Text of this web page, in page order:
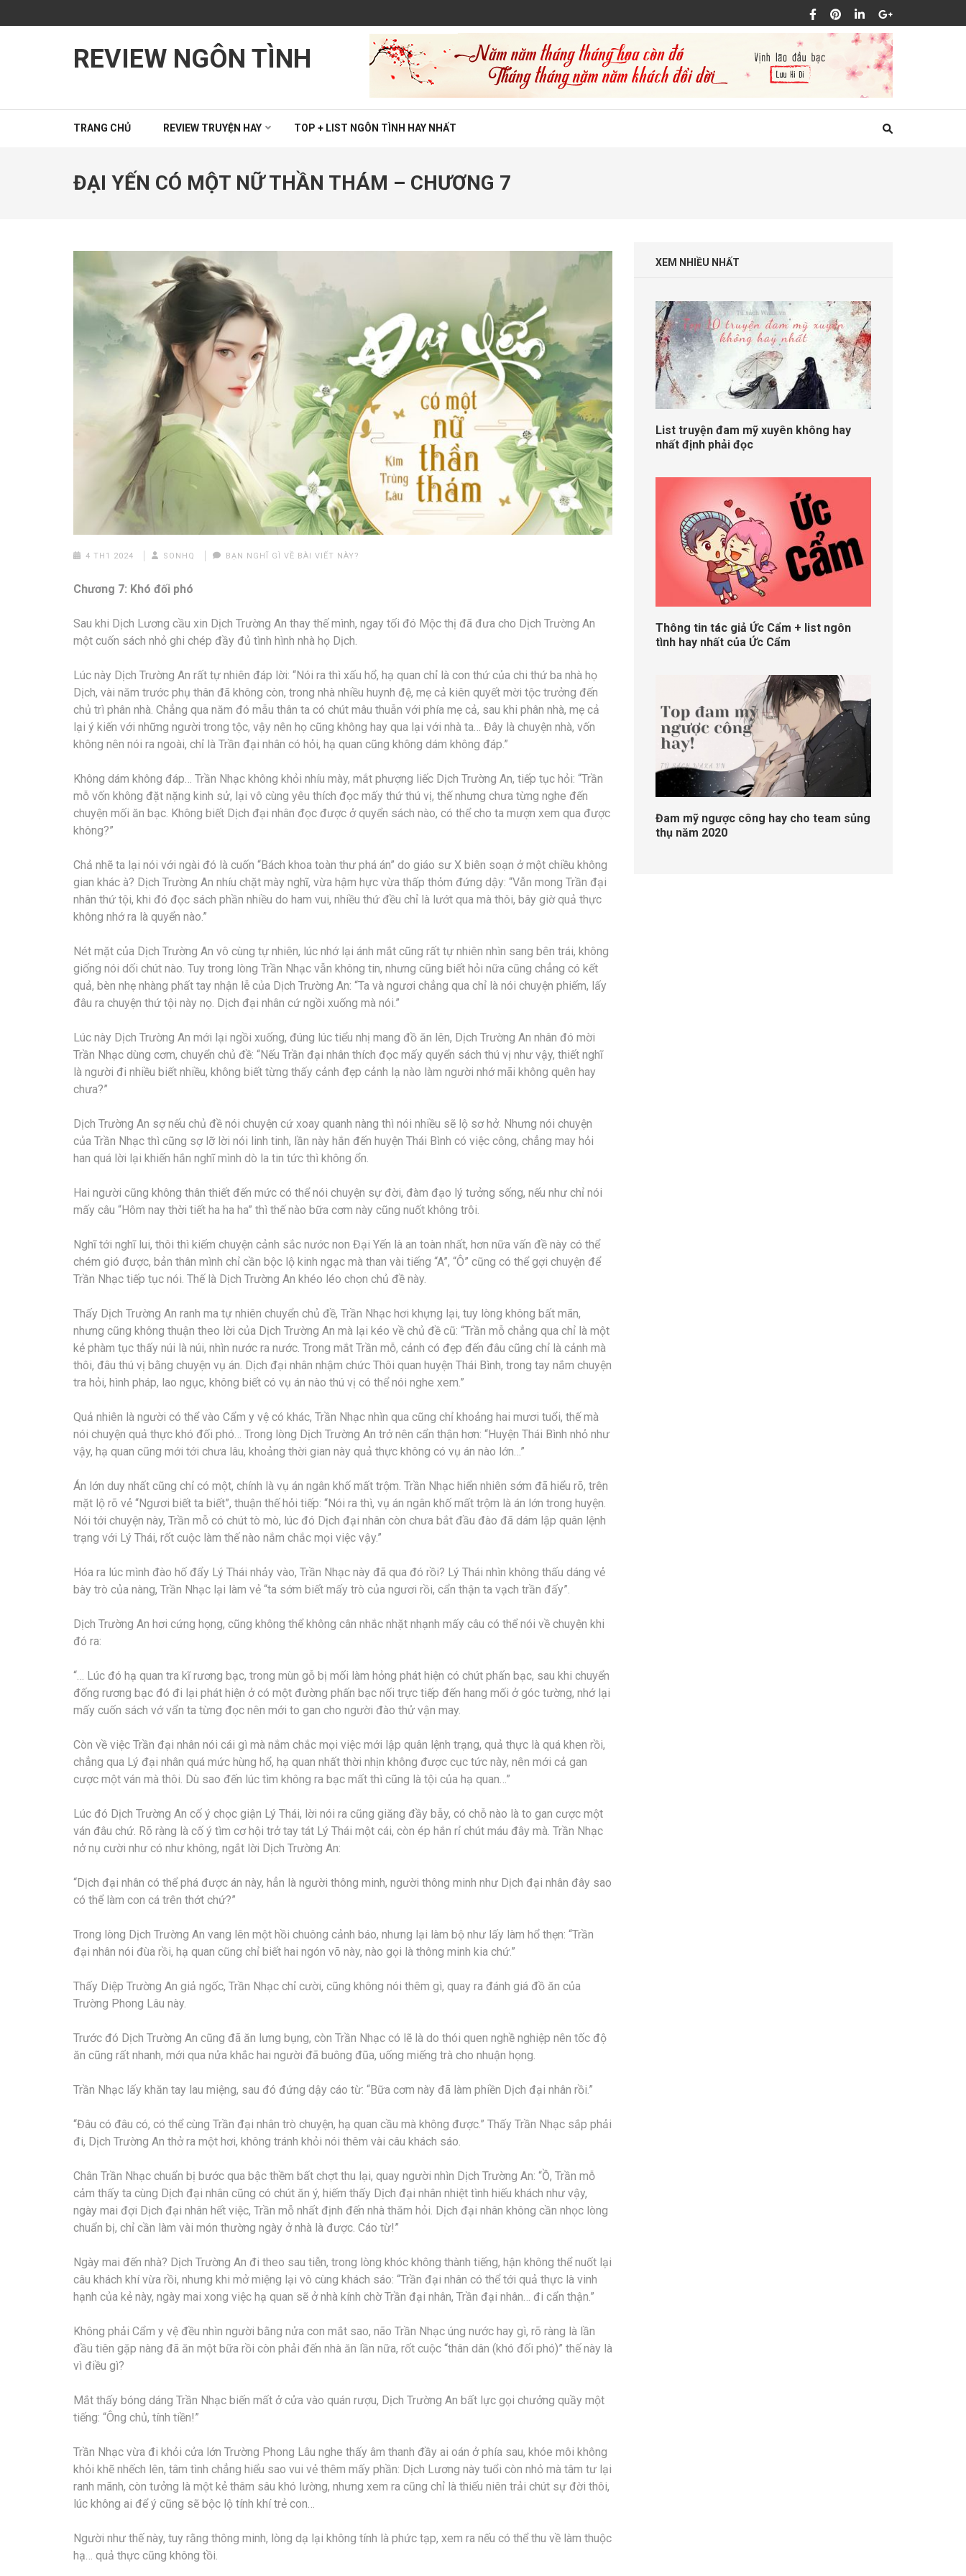
qua
(ấn
REVIEW NGÔN TÌNH
TRANG CHỦ REVIEW TRUYỆN HAY TOP + LIST NGÔN TÌNH HAY NHẤT
ĐẠI YẾN CÓ MỘT NỮ THẦN THÁM – CHƯƠNG 7
4 TH1 2024 SONHQ BẠN NGHĨ GÌ VỀ BÀI VIẾT NÀY?
Chương 7: Khó đối phó
Sau khi Dịch Lương cầu xin Dịch Trường An thay thế mình, ngay tối đó Mộc thị đã đưa cho Dịch Trường An
một cuốn sách nhỏ ghi chép đầy đủ tình hình nhà họ Dịch.
Lúc này Dịch Trường An rất tự nhiên đáp lời: “Nói ra thì xấu hổ, hạ quan chỉ là con thứ của chi thứ ba nhà họ
Dịch, vài năm trước phụ thân đã không còn, trong nhà nhiều huynh đệ, mẹ cả kiên quyết mời tộc trưởng đến
chủ trì phân nhà. Chẳng qua năm đó mẫu thân ta có chút mâu thuẫn với phía mẹ cả, sau khi phân nhà, mẹ cả
lại ý kiến với những người trong tộc, vậy nên họ cũng không hay qua lại với nhà ta… Đây là chuyện nhà, vốn
không nên nói ra ngoài, chỉ là Trần đại nhân có hỏi, hạ quan cũng không dám không đáp.”
Không dám không đáp… Trần Nhạc không khỏi nhíu mày, mắt phượng liếc Dịch Trường An, tiếp tục hỏi: “Trần
mỗ vốn không đặt nặng kinh sử, lại vô cùng yêu thích đọc mấy thứ thú vị, thế nhưng chưa từng nghe đến
chuyện mối ăn bạc. Không biết Dịch đại nhân đọc được ở quyển sách nào, có thể cho ta mượn xem qua được
không?”
Chả nhẽ ta lại nói với ngài đó là cuốn “Bách khoa toàn thư phá án” do giáo sư X biên soạn ở một chiều không
gian khác à? Dịch Trường An nhíu chặt mày nghĩ, vừa hậm hực vừa thấp thỏm đứng dậy: “Vẫn mong Trần đại
nhân thứ tội, khi đó đọc sách phần nhiều do ham vui, nhiều thứ đều chỉ là lướt qua mà thôi, bây giờ quả thực
không nhớ ra là quyển nào.”
Nét mặt của Dịch Trường An vô cùng tự nhiên, lúc nhớ lại ánh mắt cũng rất tự nhiên nhìn sang bên trái, không
giống nói dối chút nào. Tuy trong lòng Trần Nhạc vẫn không tin, nhưng cũng biết hỏi nữa cũng chẳng có kết
quả, bèn nhẹ nhàng phất tay nhận lễ của Dịch Trường An: “Ta và ngươi chẳng qua chỉ là nói chuyện phiếm, lấy
đâu ra chuyện thứ tội này nọ. Dịch đại nhân cứ ngồi xuống mà nói.”
Lúc này Dịch Trường An mới lại ngồi xuống, đúng lúc tiểu nhị mang đồ ăn lên, Dịch Trường An nhân đó mời
Trần Nhạc dùng cơm, chuyển chủ đề: “Nếu Trần đại nhân thích đọc mấy quyển sách thú vị như vậy, thiết nghĩ
là người đi nhiều biết nhiều, không biết từng thấy cảnh đẹp cảnh lạ nào làm người nhớ mãi không quên hay
chưa?”
Dịch Trường An sợ nếu chủ đề nói chuyện cứ xoay quanh nàng thì nói nhiều sẽ lộ sơ hở. Nhưng nói chuyện
của Trần Nhạc thì cũng sợ lỡ lời nói linh tinh, lần này hắn đến huyện Thái Bình có việc công, chẳng may hỏi
han quá lời lại khiến hắn nghĩ mình dò la tin tức thì không ổn.
Hai người cũng không thân thiết đến mức có thể nói chuyện sự đời, đàm đạo lý tưởng sống, nếu như chỉ nói
mấy câu “Hôm nay thời tiết ha ha ha” thì thế nào bữa cơm này cũng nuốt không trôi.
Nghĩ tới nghĩ lui, thôi thì kiếm chuyện cảnh sắc nước non Đại Yến là an toàn nhất, hơn nữa vấn đề này có thể
chém gió được, bản thân mình chỉ cần bộc lộ kinh ngạc mà than vài tiếng “A”, “Ô” cũng có thể gợi chuyện để
Trần Nhạc tiếp tục nói. Thế là Dịch Trường An khéo léo chọn chủ đề này.
Thấy Dịch Trường An ranh ma tự nhiên chuyển chủ đề, Trần Nhạc hơi khựng lại, tuy lòng không bất mãn,
nhưng cũng không thuận theo lời của Dịch Trường An mà lại kéo về chủ đề cũ: “Trần mỗ chẳng qua chỉ là một
kẻ phàm tục thấy núi là núi, nhìn nước ra nước. Trong mắt Trần mỗ, cảnh có đẹp đến đâu cũng chỉ là cảnh mà
thôi, đâu thú vị bằng chuyện vụ án. Dịch đại nhân nhậm chức Thôi quan huyện Thái Bình, trong tay nắm chuyện
tra hỏi, hình pháp, lao ngục, không biết có vụ án nào thú vị có thể nói nghe xem.”
Quả nhiên là người có thể vào Cẩm y vệ có khác, Trần Nhạc nhìn qua cũng chỉ khoảng hai mươi tuổi, thế mà
nói chuyện quả thực khó đối phó… Trong lòng Dịch Trường An trở nên cẩn thận hơn: “Huyện Thái Bình nhỏ như
vậy, hạ quan cũng mới tới chưa lâu, khoảng thời gian này quả thực không có vụ án nào lớn…”
Án lớn duy nhất cũng chỉ có một, chính là vụ án ngân khố mất trộm. Trần Nhạc hiển nhiên sớm đã hiểu rõ, trên
mặt lộ rõ vẻ “Ngươi biết ta biết”, thuận thế hỏi tiếp: “Nói ra thì, vụ án ngân khố mất trộm là án lớn trong huyện.
Nói tới chuyện này, Trần mỗ có chút tò mò, lúc đó Dịch đại nhân còn chưa bắt đầu đào đã dám lập quân lệnh
trạng với Lý Thái, rốt cuộc làm thế nào nắm chắc mọi việc vậy.”
Hóa ra lúc mình đào hố đẩy Lý Thái nhảy vào, Trần Nhạc này đã qua đó rồi? Lý Thái nhìn không thấu dáng vẻ
bày trò của nàng, Trần Nhạc lại làm vẻ “ta sớm biết mấy trò của ngươi rồi, cẩn thận ta vạch trần đấy”.
Dịch Trường An hơi cứng họng, cũng không thể không cân nhắc nhặt nhạnh mấy câu có thể nói về chuyện khi
đó ra:
“… Lúc đó hạ quan tra kĩ rương bạc, trong mùn gỗ bị mối làm hỏng phát hiện có chút phấn bạc, sau khi chuyển
đống rương bạc đó đi lại phát hiện ở có một đường phấn bạc nối trực tiếp đến hang mối ở góc tường, nhớ lại
mấy cuốn sách vớ vẩn ta từng đọc nên mới to gan cho người đào thử vận may.
Còn về việc Trần đại nhân nói cái gì mà nắm chắc mọi việc mới lập quân lệnh trạng, quả thực là quá khen rồi,
chẳng qua Lý đại nhân quá mức hùng hổ, hạ quan nhất thời nhịn không được cục tức này, nên mới cả gan
cược một ván mà thôi. Dù sao đến lúc tìm không ra bạc mất thì cũng là tội của hạ quan…”
Lúc đó Dịch Trường An cố ý chọc giận Lý Thái, lời nói ra cũng giăng đầy bẫy, có chỗ nào là to gan cược một
ván đâu chứ. Rõ ràng là cố ý tìm cơ hội trở tay tát Lý Thái một cái, còn ép hắn rỉ chút máu đây mà. Trần Nhạc
nở nụ cười như có như không, ngắt lời Dịch Trường An:
“Dịch đại nhân có thể phá được án này, hẳn là người thông minh, người thông minh như Dịch đại nhân đây sao
có thể làm con cá trên thớt chứ?”
Trong lòng Dịch Trường An vang lên một hồi chuông cảnh báo, nhưng lại làm bộ như lấy làm hổ thẹn: “Trần
đại nhân nói đùa rồi, hạ quan cũng chỉ biết hai ngón võ này, nào gọi là thông minh kia chứ.”
Thấy Diệp Trường An giả ngốc, Trần Nhạc chỉ cười, cũng không nói thêm gì, quay ra đánh giá đồ ăn của
Trường Phong Lâu này.
Trước đó Dịch Trường An cũng đã ăn lưng bụng, còn Trần Nhạc có lẽ là do thói quen nghề nghiệp nên tốc độ
ăn cũng rất nhanh, mới qua nửa khắc hai người đã buông đũa, uống miếng trà cho nhuận họng.
Trần Nhạc lấy khăn tay lau miệng, sau đó đứng dậy cáo từ: “Bữa cơm này đã làm phiền Dịch đại nhân rồi.”
“Đâu có đâu có, có thể cùng Trần đại nhân trò chuyện, hạ quan cầu mà không được.” Thấy Trần Nhạc sắp phải
đi, Dịch Trường An thở ra một hơi, không tránh khỏi nói thêm vài câu khách sáo.
Chân Trần Nhạc chuẩn bị bước qua bậc thềm bất chợt thu lại, quay người nhìn Dịch Trường An: “Ồ, Trần mỗ
cảm thấy ta cùng Dịch đại nhân cũng có chút ăn ý, hiếm thấy Dịch đại nhân nhiệt tình hiếu khách như vậy,
ngày mai đợi Dịch đại nhân hết việc, Trần mỗ nhất định đến nhà thăm hỏi. Dịch đại nhân không cần nhọc lòng
chuẩn bị, chỉ cần làm vài món thường ngày ở nhà là được. Cáo từ!”
Ngày mai đến nhà? Dịch Trường An đi theo sau tiễn, trong lòng khóc không thành tiếng, hận không thể nuốt lại
câu khách khí vừa rồi, nhưng khi mở miệng lại vô cùng khách sáo: “Trần đại nhân có thể tới quả thực là vinh
hạnh của kẻ này, ngày mai xong việc hạ quan sẽ ở nhà kính chờ Trần đại nhân, Trần đại nhân… đi cẩn thận.”
Không phải Cẩm y vệ đều nhìn người bằng nửa con mắt sao, não Trần Nhạc úng nước hay gì, rõ ràng là lần
đầu tiên gặp nàng đã ăn một bữa rồi còn phải đến nhà ăn lần nữa, rốt cuộc “thân dân (khó đối phó)” thế này là
vì điều gì?
Mắt thấy bóng dáng Trần Nhạc biến mất ở cửa vào quán rượu, Dịch Trường An bất lực gọi chưởng quầy một
tiếng: “Ông chủ, tính tiền!”
Trần Nhạc vừa đi khỏi cửa lớn Trường Phong Lâu nghe thấy âm thanh đầy ai oán ở phía sau, khóe môi không
khỏi khẽ nhếch lên, tâm tình chẳng hiểu sao vui vẻ thêm mấy phần: Dịch Lương này tuổi còn nhỏ mà tâm tư lại
ranh mãnh, còn tưởng là một kẻ thâm sâu khó lường, nhưng xem ra cũng chỉ là thiếu niên trải chút sự đời thôi,
lúc không ai để ý cũng sẽ bộc lộ tính khí trẻ con…
Người như thế này, tuy rằng thông minh, lòng dạ lại không tính là phức tạp, xem ra nếu có thể thu về làm thuộc
hạ… quả thực cũng không tồi.
XEM NHIỀU NHẤT
List truyện đam mỹ xuyên không hay
nhất định phải đọc
Thông tin tác giả Ức Cẩm + list ngôn
tình hay nhất của Ức Cẩm
Đam mỹ ngược công hay cho team sủng
thụ năm 2020